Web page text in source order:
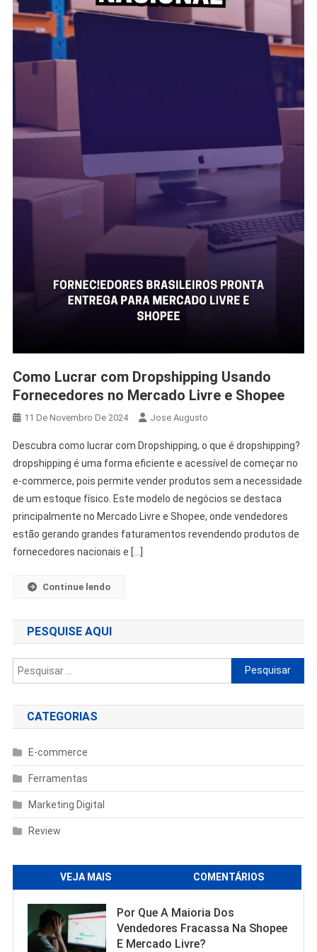
Como Lucrar com Dropshipping Usando
Fornecedores no Mercado Livre e Shopee
11 De Novembro De 2024 Jose Augusto
Descubra como lucrar com Dropshipping, o que é dropshipping?
dropshipping é uma forma eficiente e acessível de começar no
e-commerce, pois permite vender produtos sem a necessidade
de um estoque físico. Este modelo de negócios se destaca
principalmente no Mercado Livre e Shopee, onde vendedores
estão gerando grandes faturamentos revendendo produtos de
fornecedores nacionais e […]
Continue lendo
PESQUISE AQUI
Pesquisar
por:
CATEGORIAS
E-commerce
Ferramentas
Marketing Digital
Review
VEJA MAIS COMENTÁRIOS
Por Que A Maioria Dos
Vendedores Fracassa Na Shopee
E Mercado Livre?